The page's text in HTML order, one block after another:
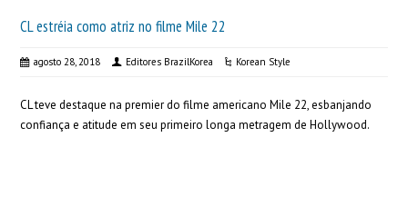
CL estréia como atriz no filme Mile 22
agosto 28, 2018 Editores BrazilKorea Korean Style
CL teve destaque na premier do filme americano Mile 22, esbanjando
confiança e atitude em seu primeiro longa metragem de Hollywood.